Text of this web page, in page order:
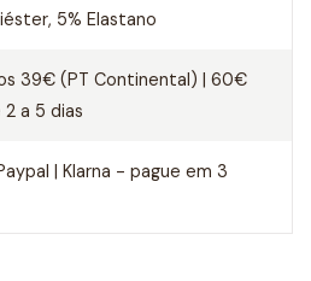
5% Elastano
39€ (PT Continental) | 60€
a 5 dias
| Klarna - pague em 3